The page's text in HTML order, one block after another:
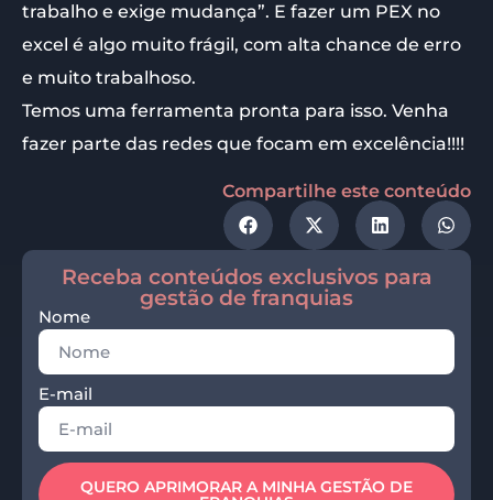
trabalho e exige mudança”. E fazer um PEX no
excel é algo muito frágil, com alta chance de erro
e muito trabalhoso.
Temos uma ferramenta pronta para isso. Venha
fazer parte das redes que focam em excelência!!!!
Compartilhe este conteúdo
Receba conteúdos exclusivos para
gestão de franquias
Nome
E-mail
QUERO APRIMORAR A MINHA GESTÃO DE